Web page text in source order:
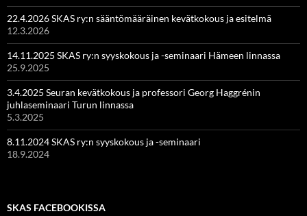
22.4.2026 SKAS ry:n sääntömääräinen kevätkokous ja esitelmä
12.3.2026
14.11.2025 SKAS ry:n syyskokous ja -seminaari Hämeen linnassa
25.9.2025
3.4.2025 Seuran kevätkokous ja professori Georg Haggrénin
juhlaseminaari Turun linnassa
5.3.2025
8.11.2024 SKAS ry:n syyskokous ja -seminaari
18.9.2024
SKAS FACEBOOKISSA